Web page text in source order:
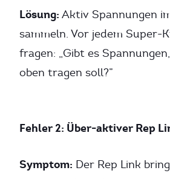
Lösung: Aktiv Spannungen
sammeln. Vor jedem Super-
fragen: „Gibt es
oben tragen soll?”
Fehler 2: Über-aktiver Rep
Symptom: Der Rep Link